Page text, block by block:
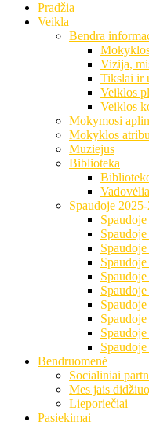
Pradžia
Veikla
Bendra
Vizija,
Tikslai ir
Veiklos
Veiklos
Mokymosi
Mokyklos
Muziejus
Biblioteka
Spaudoje
Bendruomenė
Socialiniai
Mes jais
Lieporiečiai
Pasiekimai